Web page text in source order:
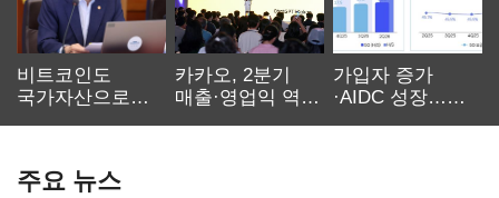
비트코인도
국가자산으로…'
카카오, 2분기
매출·영업익 역대
가입자 증가
·AIDC 성장…
주요 뉴스